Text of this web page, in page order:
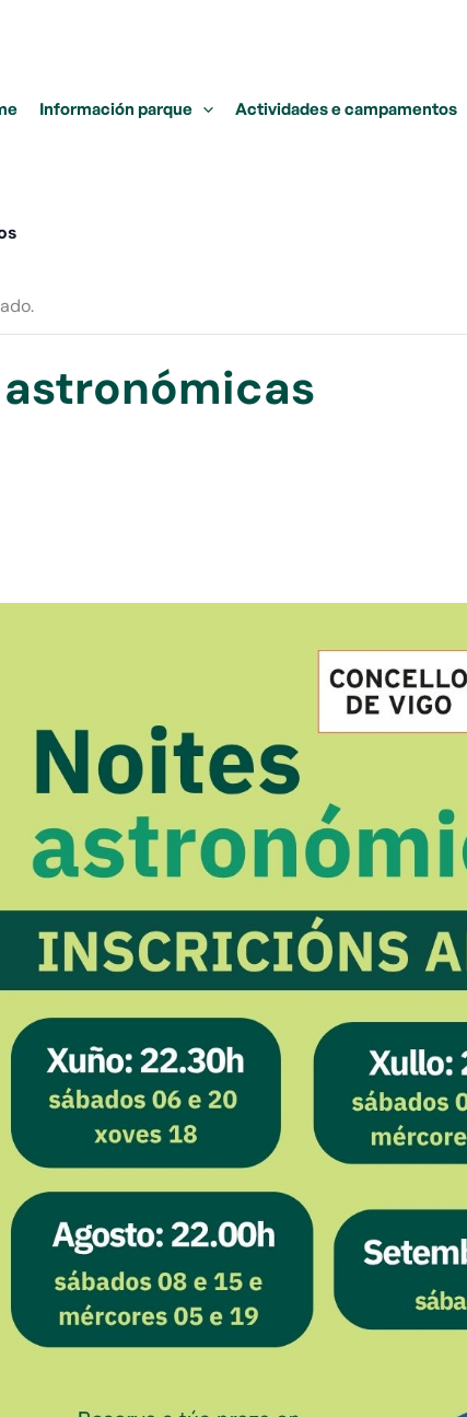
Información parque Actividades e campamentos